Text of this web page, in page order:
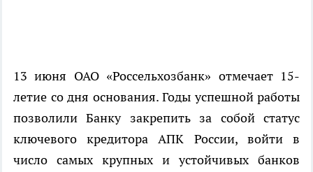
13 июня ОАО «Россельхозбанк» отмечает 15-
летие со дня основания. Годы успешной работы
позволили Банку закрепить за собой статус
ключевого кредитора АПК России, войти в
число самых крупных и устойчивых банков